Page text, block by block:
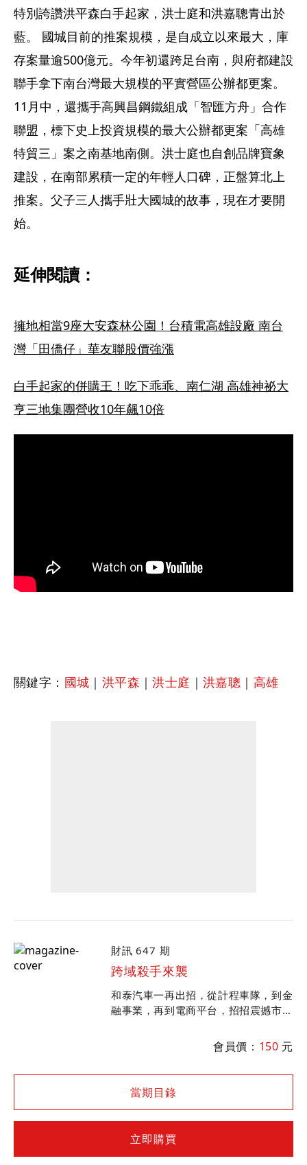
特別誇讚洪平森白手起家，洪士庭和洪嘉聰青出於
藍。 國城目前的推案規模，是自成立以來最大，庫
存案量逾500億元。今年初還跨足台南，與府都建設
聯手拿下南台灣最大規模的平實營區公辦都更案。
11月中，還攜手高興昌鋼鐵組成「智匯方舟」合作
聯盟，標下史上投資規模的最大公辦都更案「高雄
特貿三」案之南基地南側。洪士庭也自創品牌寶象
建設，在南部累積一定的年輕人口碑，正盤算北上
推案。父子三人攜手壯大國城的故事，現在才要開
始。
延伸閱讀：
擁地相當9座大安森林公園！台積電高雄設廠 南台
灣「田僑仔」華友聯股價強漲
白手起家的併購王！吃下乖乖、南仁湖 高雄神祕大
亨三地集團營收10年飆10倍
關鍵字： 國城 ｜ 洪平森 ｜洪士庭 ｜洪嘉聰 ｜ 高雄
財訊 647 期
跨域殺手來襲
和泰汽車一再出招，從計程車隊，到金
融事業，再到電商平台，招招震撼市
的蘇純興將帶領和泰跨域挑戰對手，會
對市場帶來什麼衝擊？
會員價： 150 元
當期目錄
立即購買